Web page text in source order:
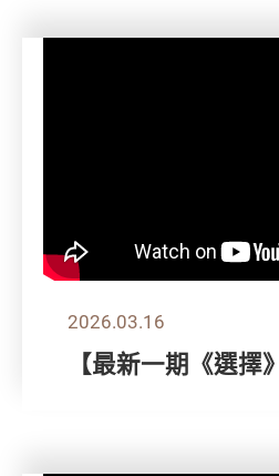
2026.03.16
【最新一期《選擇